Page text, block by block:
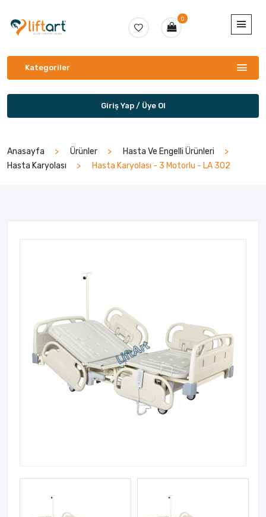
0
Kategoriler
Giriş Yap / Üye Ol
Anasayfa Ürünler
Hasta Ve Engelli Ürünleri
Hasta Karyolası
Hasta Karyolası - 3 Motorlu - LA 302